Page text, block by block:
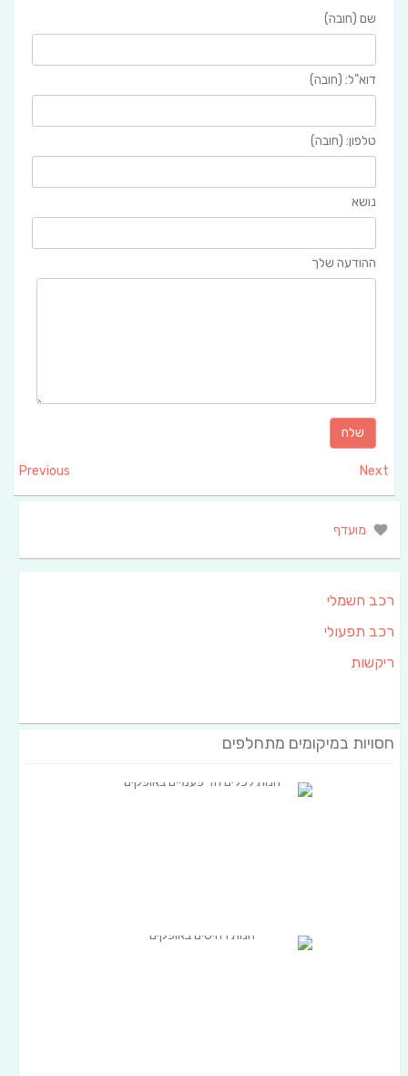
שם (חובה)
דוא"ל: (חובה)
טלפון: (חובה)
נושא
ההודעה שלך
Previous Next
מועדף
רכב חשמלי
רכב תפעולי
ריקשות
חסויות במיקומים מתחלפים